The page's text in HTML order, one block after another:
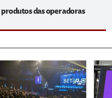
das operadoras